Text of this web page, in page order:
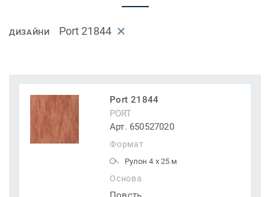
ДИЗАЙНИ Port 21844
Port 21844
PORT
Арт. 650527020
Формат
Рулон 4 x 25 м
Основа